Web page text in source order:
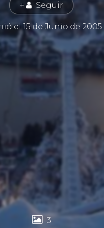
+ 👤 Seguir
el 15 de Junio de 2005
 3